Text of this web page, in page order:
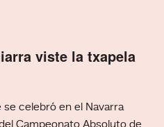
viste la txapela
se celebró en el Navarra